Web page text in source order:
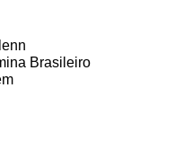
Brasileiro